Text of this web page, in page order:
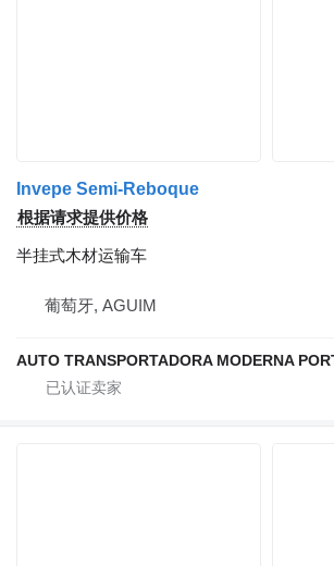
Invepe Semi-Reboque
根据请求提供价格
半挂式木材运输车
葡萄牙, AGUIM